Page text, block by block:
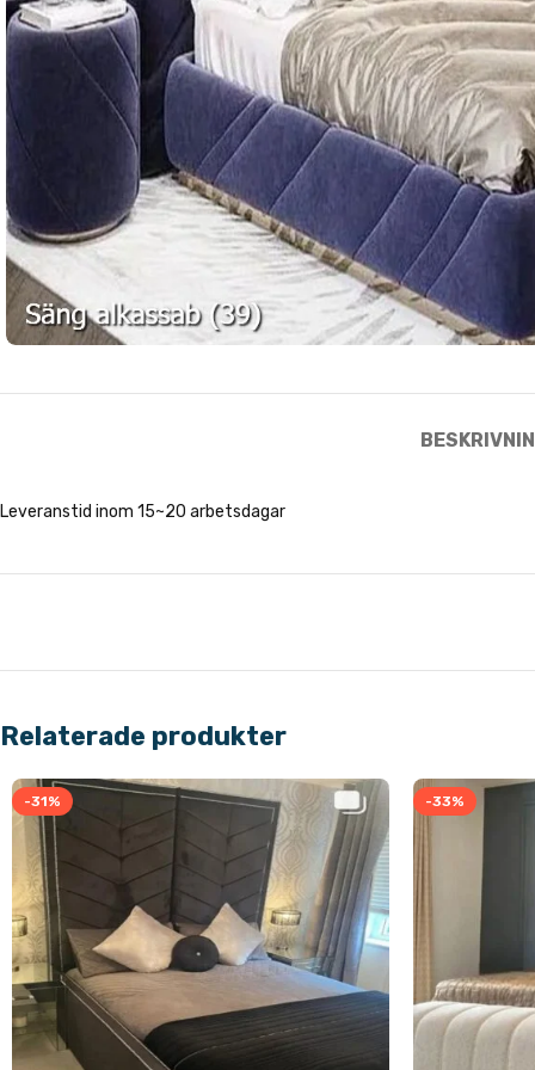
Leveranstid inom 15~20 arbetsdagar
Relaterade produkter
-31% -33%